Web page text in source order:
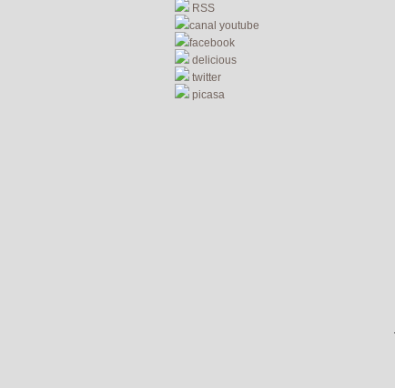
RSS
canal youtube
facebook
delicious
twitter
picasa